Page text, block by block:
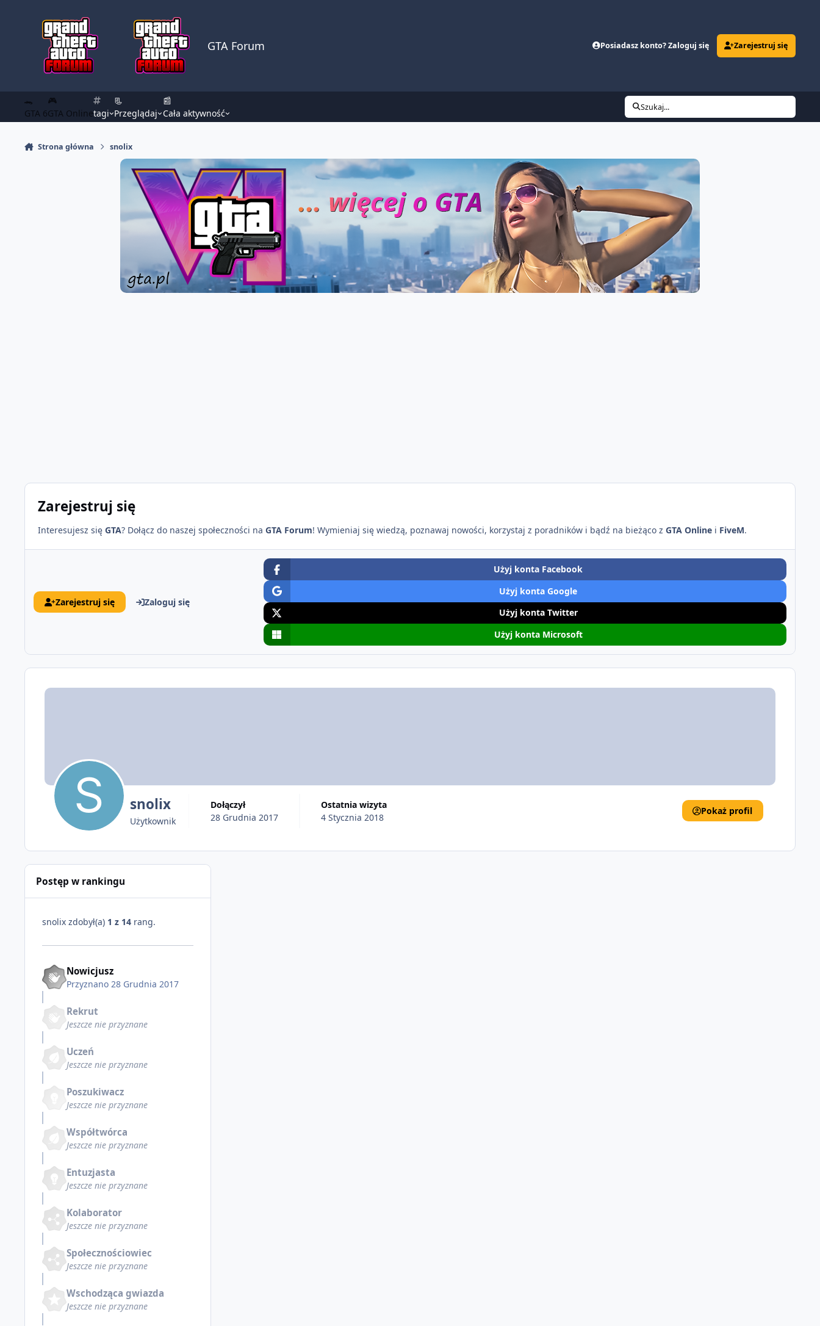
GTA Forum Posiadasz konto? Zaloguj się Zarejestruj się
🐊
GTA 6
🎮
GTA Onlinetagi
📃
Przeglądaj
📰
Cała aktywność
Szukaj...
Strona główna snolix
Zarejestruj się
Interesujesz się GTA? Dołącz do naszej społeczności na GTA Forum! Wymieniaj się wiedzą, poznawaj nowości, korzystaj z poradników i bądź na bieżąco z GTA Online i FiveM.
Zarejestruj się Zaloguj się
Użyj konta Facebook
Użyj konta Google
Użyj konta Twitter
Użyj konta Microsoft
snolix
Użytkownik
Dołączył
28 Grudnia 2017
Ostatnia wizyta
4 Stycznia 2018
Pokaż profil
Postęp w rankingu
snolix zdobył(a) 1 z 14 rang.
Nowicjusz
Przyznano 28 Grudnia 2017
Rekrut
Jeszcze nie przyznane
Uczeń
Jeszcze nie przyznane
Poszukiwacz
Jeszcze nie przyznane
Współtwórca
Jeszcze nie przyznane
Entuzjasta
Jeszcze nie przyznane
Kolaborator
Jeszcze nie przyznane
Społecznościowiec
Jeszcze nie przyznane
Wschodząca gwiazda
Jeszcze nie przyznane